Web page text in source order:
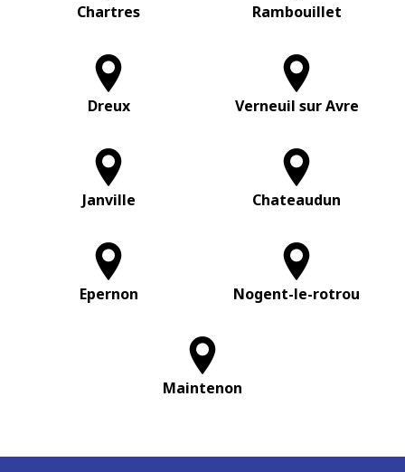
Chartres Rambouillet
Dreux Verneuil sur Avre
Janville Chateaudun
Epernon Nogent-le-rotrou
Maintenon